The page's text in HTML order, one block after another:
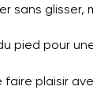
sans glisser,
pied pour
plaisir